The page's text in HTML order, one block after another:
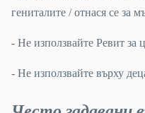
гениталите / отнася се за
- Не използвайте Ревит за
- Не използвайте върху